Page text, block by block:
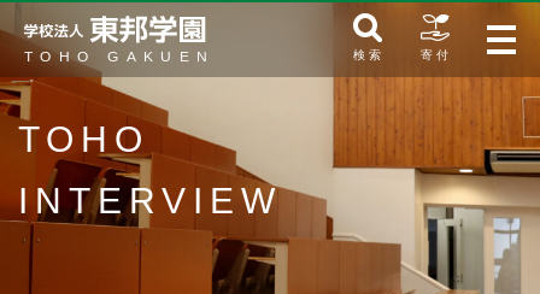
検 索 寄 付
TOHO
INTERVIEW